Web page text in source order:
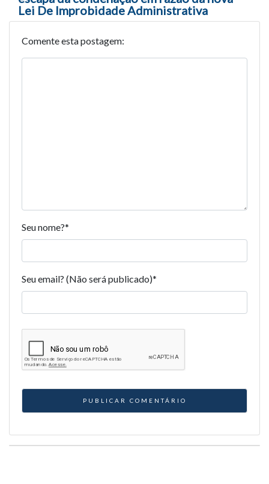
Lei De Improbidade Administrativa
Comente esta postagem:
Seu nome?*
Seu email? (Não será publicado)*